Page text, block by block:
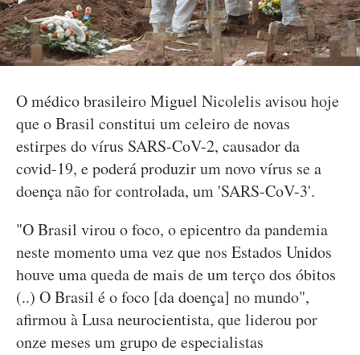
O médico brasileiro Miguel Nicolelis avisou hoje
que o Brasil constitui um celeiro de novas
estirpes do vírus SARS-CoV-2, causador da
covid-19, e poderá produzir um novo vírus se a
doença não for controlada, um 'SARS-CoV-3'.
"O Brasil virou o foco, o epicentro da pandemia
neste momento uma vez que nos Estados Unidos
houve uma queda de mais de um terço dos óbitos
(..) O Brasil é o foco [da doença] no mundo",
afirmou à Lusa neurocientista, que liderou por
onze meses um grupo de especialistas